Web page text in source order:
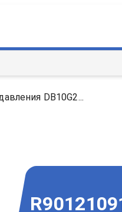
DB10G2...